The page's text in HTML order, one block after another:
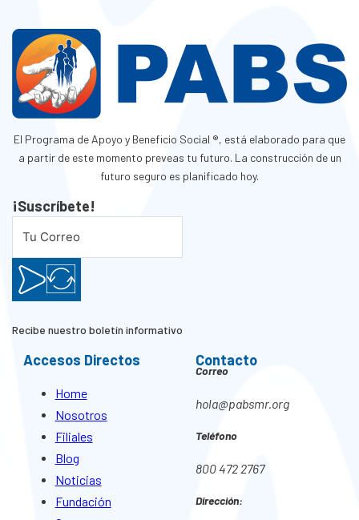
El Programa de Apoyo y Beneficio Social ®, está elaborado para que
a partir de este momento preveas tu futuro. La construcción de un
futuro seguro es planificado hoy.
¡Suscríbete!
Recibe nuestro boletín informativo
Accesos Directos
Home
Nosotros
Filiales
Blog
Noticias
Fundación
Contacto
Correo
hola@pabsmr.org
Teléfono
800 472 2767
Dirección: